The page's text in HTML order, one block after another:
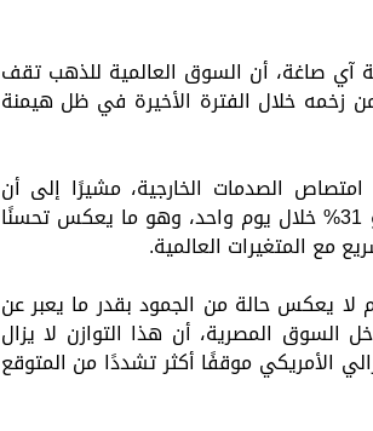
آي صاغة، أن السوق العالمية للذهب تقف
زخمه خلال الفترة الأخيرة في ظل هيمنة
الصدمات الخارجية، مشيرًا إلى أن
الفجوة السعرية بين السعر المحلي والسعر العادل انكمشت بنحو 31% خلال يوم واحد، وهو ما يعكس تحسنًا
مع المتغيرات العالمية.
محليًا عند مستوى 6100 جنيه للجرام لا يعكس حالة من الجمود بقدر ما يعبر عن
السوق المصرية، أن هذا التوازن لا يزال
الأمريكي موقفًا أكثر تشددًا من المتوقع